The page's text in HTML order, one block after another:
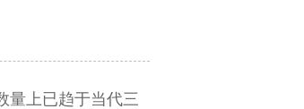
量上已趋于当代三